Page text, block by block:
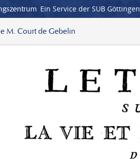
Ein Service der SUB Göttingen
M. Court de Gebelin